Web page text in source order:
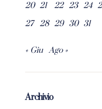
20 21 22 23 24
27 28 29 30 31
« Giu Ago »
Archivio